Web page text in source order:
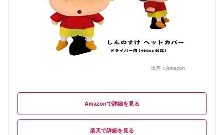
出典： Amazon
Amazon
楽天